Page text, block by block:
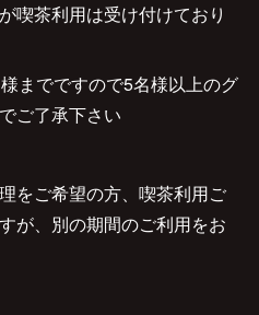
喫茶利用は受け付けており
までですので5名様以上のグ
ご了承下さい
をご希望の方、喫茶利用ご
が、別の期間のご利用をお